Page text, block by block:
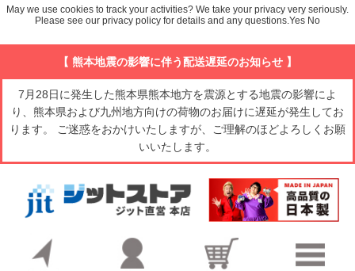
【 熊本地震の影響に伴う配送遅延のお知らせ 】
7月28日に発生した熊本県熊本地方を震源とする地震の影響によ
り、熊本県および九州地方向けの荷物のお届けに遅延が発生してお
ります。 ご迷惑をおかけいたしますが、ご理解のほどよろしくお願
いいたします。
May we use cookies to track your activities? We take your privacy very seriously.
Please see our privacy policy for details and any questions.Yes No